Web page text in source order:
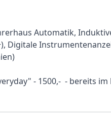
Automatik,
Digitale
- 1500,-  - bereits